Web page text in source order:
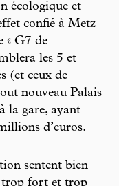
écologique et
confié à Metz
« G7 de
les 5 et
(et ceux de
nouveau Palais
la gare, ayant
d’euros.
sentent bien
trop fort et trop